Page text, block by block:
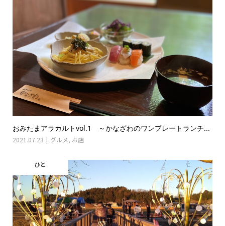
おみたまアラカルトvol.1 ～かなざわのワンプレートランチ...
2021.07.23 グルメ, お店
ひと